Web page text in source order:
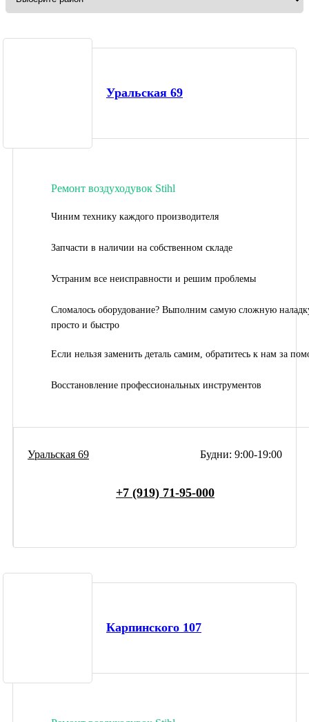
Уральская 69
Ремонт воздуходувок Stihl
Чиним технику каждого производителя
Запчасти в наличии на собственном складе
Устраним все неисправности и решим проблемы
Сломалось оборудование? Выполним самую сложную
просто и быстро
Если нельзя заменить деталь самим, обратитесь к нам за
Восстановление профессиональных инструментов
Будни: 9:00-19:00
Уральская 69
+7 (919) 71-95-000
Карпинского 107